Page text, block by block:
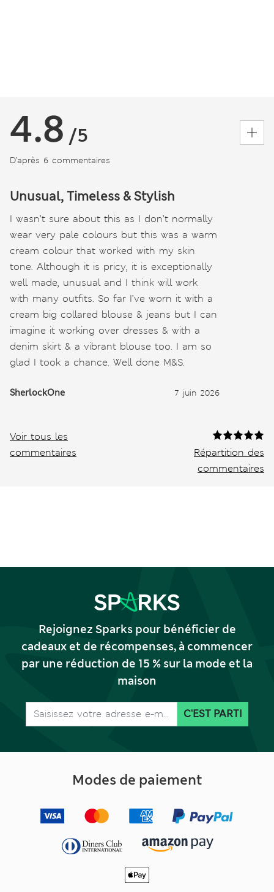
4.8 /5
D’après 6 commentaires
Unusual, Timeless & Stylish
I wasn’t sure about this as I don’t normally
wear very pale colours but this was a warm
cream colour that worked with my skin
tone. Although it is pricy, it is exceptionally
well made, unusual and I think will work
with many outfits. So far I’ve worn it with a
cream big collared blouse & jeans but I can
imagine it working over dresses & with a
denim skirt & a vibrant blouse too. I am so
glad I took a chance. Well done M&S.
SherlockOne 7 juin 2026
Voir tous les
commentaires
Répartition des
commentaires
Rejoignez Sparks pour bénéficier de
cadeaux et de récompenses, à commencer
par une réduction de 15 % sur la mode et la
maison
C'EST PARTI
Modes de paiement